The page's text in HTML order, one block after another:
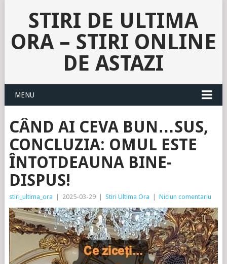
STIRI DE ULTIMA
ORA – STIRI ONLINE
DE ASTAZI
MENU
CÂND AI CEVA BUN…SUS,
CONCLUZIA: OMUL ESTE
ÎNTOTDEAUNA BINE-
DISPUS!
stiri_ultima_ora 2025-03-29 Stiri Ultima Ora Niciun comentariu